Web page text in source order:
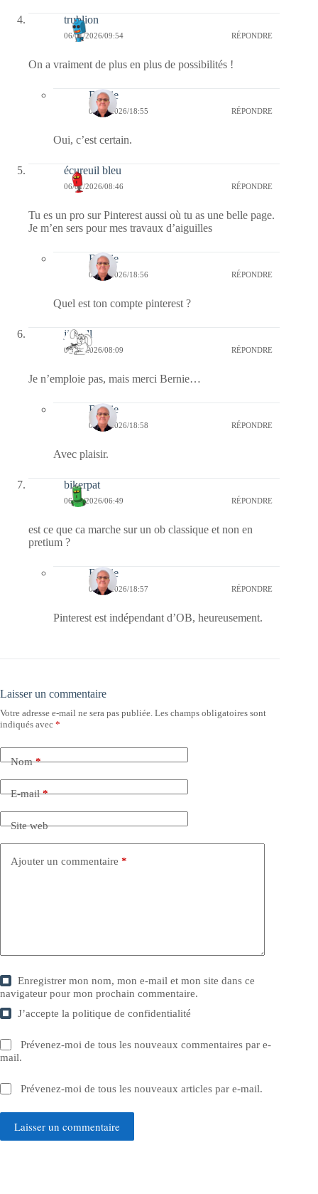
trublion
06/01/2026/09:54 RÉPONDRE
On a vraiment de plus en plus de possibilités !
Bernie
06/01/2026/18:55 RÉPONDRE
Oui, c’est certain.
écureuil bleu
06/01/2026/08:46 RÉPONDRE
Tu es un pro sur Pinterest aussi où tu as une belle page.
Je m’en sers pour mes travaux d’aiguilles
Bernie
06/01/2026/18:56 RÉPONDRE
Quel est ton compte pinterest ?
jill bill
06/01/2026/08:09 RÉPONDRE
Je n’emploie pas, mais merci Bernie…
Bernie
06/01/2026/18:58 RÉPONDRE
Avec plaisir.
bikerpat
06/01/2026/06:49 RÉPONDRE
est ce que ca marche sur un ob classique et non en
pretium ?
Bernie
06/01/2026/18:57 RÉPONDRE
Pinterest est indépendant d’OB, heureusement.
Laisser un commentaire
Votre adresse e-mail ne sera pas publiée. Les champs obligatoires sont
indiqués avec *
Nom*
E-mail*
Site web
Ajouter un commentaire *
Enregistrer mon nom, mon e-mail et mon site dans ce
navigateur pour mon prochain commentaire.
J’accepte lapolitique de confidentialité
Prévenez-moi de tous les nouveaux commentaires par e-
mail.
Prévenez-moi de tous les nouveaux articles par e-mail.
Laisser un commentaire